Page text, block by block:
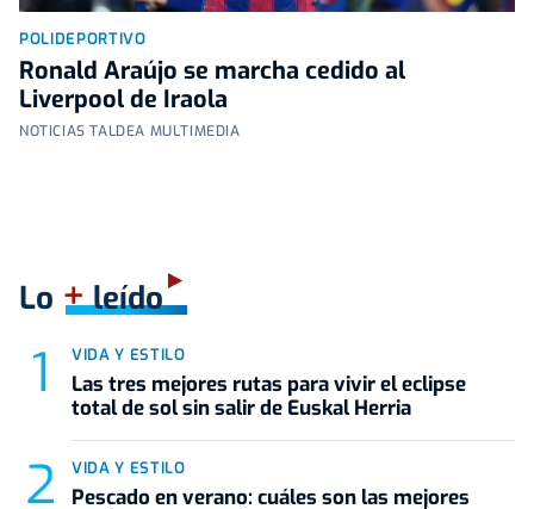
POLIDEPORTIVO
Ronald Araújo se marcha cedido al
Liverpool de Iraola
NOTICIAS TALDEA MULTIMEDIA
Lo +leído
VIDA Y ESTILO
Las tres mejores rutas para vivir el eclipse
total de sol sin salir de Euskal Herria
VIDA Y ESTILO
Pescado en verano: cuáles son las mejores